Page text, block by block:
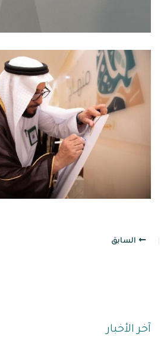
السابق
آخر الأخبار